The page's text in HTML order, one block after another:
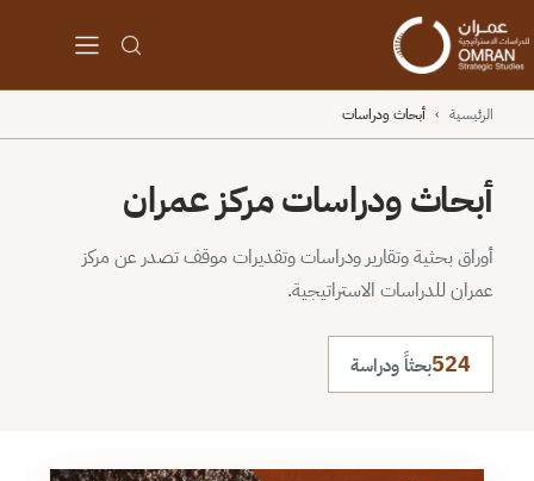
الرئيسية › أبحاث ودراسات
أبحاث ودراسات مركز عمران
أوراق بحثية وتقارير ودراسات وتقديرات موقف تصدر عن مركز
عمران للدراسات الاستراتيجية.
524بحثاً ودراسة